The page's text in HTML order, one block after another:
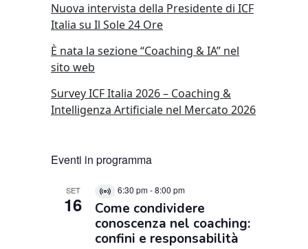
Nuova intervista della Presidente di ICF
Italia su Il Sole 24 Ore
È nata la sezione “Coaching & IA” nel
sito web
Survey ICF Italia 2026 – Coaching &
Intelligenza Artificiale nel Mercato 2026
Eventi in programma
SET
16
Virtual
Evento
6:30 pm-8:00 pm
Come condividere
conoscenza nel coaching:
confini e responsabilità